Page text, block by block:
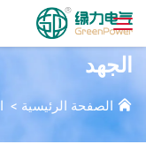
المنتجات
الجهد
الصفحة الرئيسية >